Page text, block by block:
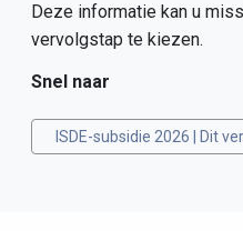
Deze informatie kan u
vervolgstap te kiezen.
Snel naar
ISDE-subsidie 2026 | Dit